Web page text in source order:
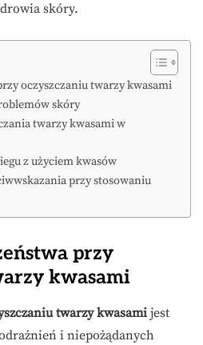
skóry.
oczyszczaniu twarzy kwasami
skóry
twarzy kwasami w
z użyciem kwasów
przy stosowaniu
przy
kwasami
twarzy kwasami jest
i niepożądanych